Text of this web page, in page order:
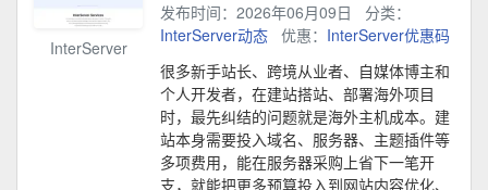
InterServer
发布时间：2026年06月09日
分类：
InterServer动态 优惠： InterServer优惠码
很多新手站长、跨境从业者、自媒体博主和
个人开发者，在建站搭站、部署海外项目
时，最先纠结的问题就是海外主机成本。建
站本身需要投入域名、服务器、主题插件等
多项费用，能在服务器采购上省下一笔开
支，就能把更多预算投入到网站内容优化、